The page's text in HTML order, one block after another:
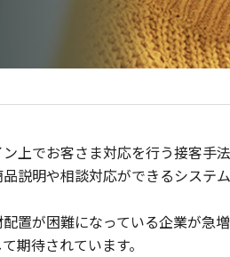
上でお客さま対応を行う接客手
説明や相談対応ができるシステム
置が困難になっている企業が急
期待されています。